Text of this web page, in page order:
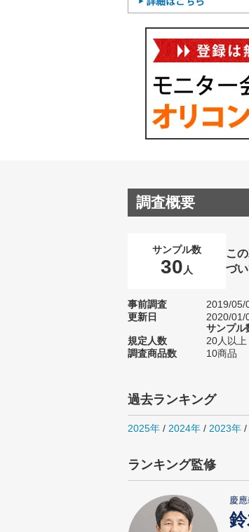
調査概要
サンプル数
30 人
こ
づい
事前調査
2019/05/
更新日
2020/01/
サンプル
規定人数
20人以上
調査商品数
10商品
過去ランキング
2025年 / 2024年 / 2023年 /
ランキング監修
慶